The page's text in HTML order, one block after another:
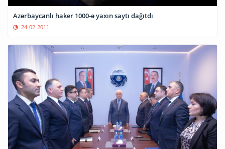
Azərbaycanlı haker 1000-ə yaxın saytı dağıtdı
24-02-2011